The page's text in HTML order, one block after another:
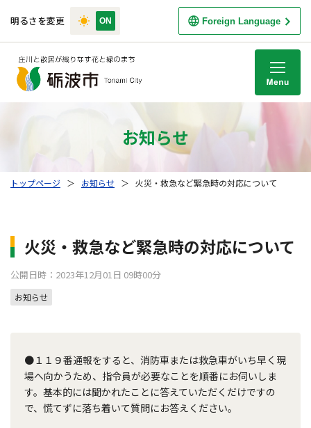
明るさを変更 Foreign Language
お知らせ
トップページ ＞ お知らせ ＞ 火災・救急など緊急時の対応について
火災・救急など緊急時の対応について
公開日時：2023年12月01日 09時00分
お知らせ
●１１９番通報をすると、消防車または救急車がいち早く現
場へ向かうため、指令員が必要なことを順番にお伺いしま
す。基本的には聞かれたことに答えていただくだけですの
で、慌てずに落ち着いて質問にお答えください。